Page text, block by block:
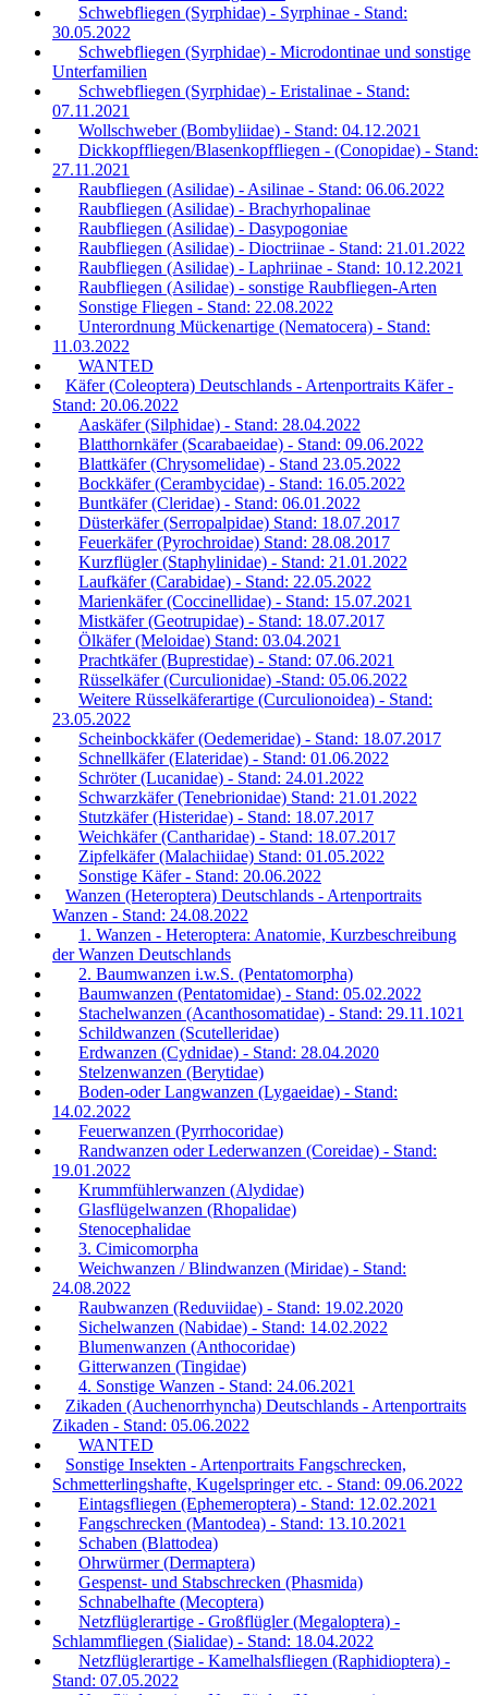
Schwebfliegen (Syrphidae) - Syrphinae - Stand:
30.05.2022
Schwebfliegen (Syrphidae) - Microdontinae und sonstige
Unterfamilien
Schwebfliegen (Syrphidae) - Eristalinae - Stand:
07.11.2021
Wollschweber (Bombyliidae) - Stand: 04.12.2021
Dickkopffliegen/Blasenkopffliegen - (Conopidae) - Stand:
27.11.2021
Raubfliegen (Asilidae) - Asilinae - Stand: 06.06.2022
Raubfliegen (Asilidae) - Brachyrhopalinae
Raubfliegen (Asilidae) - Dasypogoniae
Raubfliegen (Asilidae) - Dioctriinae - Stand: 21.01.2022
Raubfliegen (Asilidae) - Laphriinae - Stand: 10.12.2021
Raubfliegen (Asilidae) - sonstige Raubfliegen-Arten
Sonstige Fliegen - Stand: 22.08.2022
Unterordnung Mückenartige (Nematocera) - Stand:
11.03.2022
WANTED
Käfer (Coleoptera) Deutschlands - Artenportraits Käfer -
Stand: 20.06.2022
Aaskäfer (Silphidae) - Stand: 28.04.2022
Blatthornkäfer (Scarabaeidae) - Stand: 09.06.2022
Blattkäfer (Chrysomelidae) - Stand 23.05.2022
Bockkäfer (Cerambycidae) - Stand: 16.05.2022
Buntkäfer (Cleridae) - Stand: 06.01.2022
Düsterkäfer (Serropalpidae) Stand: 18.07.2017
Feuerkäfer (Pyrochroidae) Stand: 28.08.2017
Kurzflügler (Staphylinidae) - Stand: 21.01.2022
Laufkäfer (Carabidae) - Stand: 22.05.2022
Marienkäfer (Coccinellidae) - Stand: 15.07.2021
Mistkäfer (Geotrupidae) - Stand: 18.07.2017
Ölkäfer (Meloidae) Stand: 03.04.2021
Prachtkäfer (Buprestidae) - Stand: 07.06.2021
Rüsselkäfer (Curculionidae) -Stand: 05.06.2022
Weitere Rüsselkäferartige (Curculionoidea) - Stand:
23.05.2022
Scheinbockkäfer (Oedemeridae) - Stand: 18.07.2017
Schnellkäfer (Elateridae) - Stand: 01.06.2022
Schröter (Lucanidae) - Stand: 24.01.2022
Schwarzkäfer (Tenebrionidae) Stand: 21.01.2022
Stutzkäfer (Histeridae) - Stand: 18.07.2017
Weichkäfer (Cantharidae) - Stand: 18.07.2017
Zipfelkäfer (Malachiidae) Stand: 01.05.2022
Sonstige Käfer - Stand: 20.06.2022
Wanzen (Heteroptera) Deutschlands - Artenportraits
Wanzen - Stand: 24.08.2022
1. Wanzen - Heteroptera: Anatomie, Kurzbeschreibung
der Wanzen Deutschlands
2. Baumwanzen i.w.S. (Pentatomorpha)
Baumwanzen (Pentatomidae) - Stand: 05.02.2022
Stachelwanzen (Acanthosomatidae) - Stand: 29.11.1021
Schildwanzen (Scutelleridae)
Erdwanzen (Cydnidae) - Stand: 28.04.2020
Stelzenwanzen (Berytidae)
Boden-oder Langwanzen (Lygaeidae) - Stand:
14.02.2022
Feuerwanzen (Pyrrhocoridae)
Randwanzen oder Lederwanzen (Coreidae) - Stand:
19.01.2022
Krummfühlerwanzen (Alydidae)
Glasflügelwanzen (Rhopalidae)
Stenocephalidae
3. Cimicomorpha
Weichwanzen / Blindwanzen (Miridae) - Stand:
24.08.2022
Raubwanzen (Reduviidae) - Stand: 19.02.2020
Sichelwanzen (Nabidae) - Stand: 14.02.2022
Blumenwanzen (Anthocoridae)
Gitterwanzen (Tingidae)
4. Sonstige Wanzen - Stand: 24.06.2021
Zikaden (Auchenorrhyncha) Deutschlands - Artenportraits
Zikaden - Stand: 05.06.2022
WANTED
Sonstige Insekten - Artenportraits Fangschrecken,
Schmetterlingshafte, Kugelspringer etc. - Stand: 09.06.2022
Eintagsfliegen (Ephemeroptera) - Stand: 12.02.2021
Fangschrecken (Mantodea) - Stand: 13.10.2021
Schaben (Blattodea)
Ohrwürmer (Dermaptera)
Gespenst- und Stabschrecken (Phasmida)
Schnabelhafte (Mecoptera)
Netzflüglerartige - Großflügler (Megaloptera) -
Schlammfliegen (Sialidae) - Stand: 18.04.2022
Netzflüglerartige - Kamelhalsfliegen (Raphidioptera) -
Stand: 07.05.2022